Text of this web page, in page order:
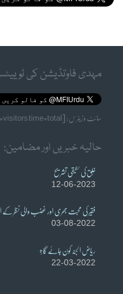
مہدی فاوٗنڈیشن کی
سائٹ وزیٹرس: [wpstatistics stat=visitors time=total]
حالیہ خبریں اور مضامین:
خُلق کی حقیقی تشریح
12-06-2023
فقیر کی محبت بھری اور غضب والی نظر کے
03-08-2022
ریاض الجنہ کون جائے گا؟
22-03-2022